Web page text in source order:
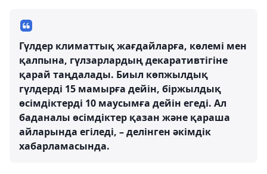
Гүлдер климаттық жағдайларға, көлемі мен
қалпына, гүлзарлардың декаративтігіне
қарай таңдалады. Биыл көпжылдық
гүлдерді 15 мамырға дейін, біржылдық
өсімдіктерді 10 маусымға дейін егеді. Ал
баданалы өсімдіктер қазан және қараша
айларында егіледі, – делінген әкімдік
хабарламасында.